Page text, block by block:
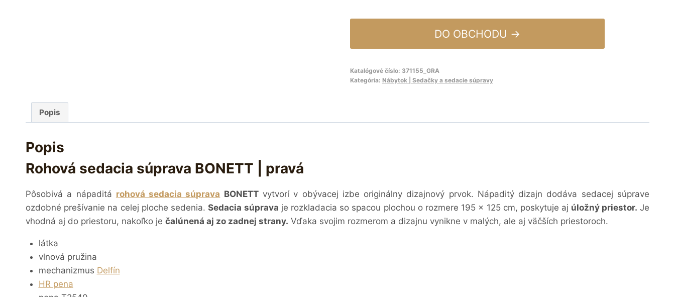
DO OBCHODU →
Katalógové číslo: 371155_GRA
Kategória: Nábytok | Sedačky a sedacie súpravy
Popis
Popis
Rohová sedacia súprava BONETT | pravá
Pôsobivá a nápaditá rohová sedacia súprava BONETTvytvorí v obývacej izbe originálny dizajnový prvok. Nápaditý dizajn dodáva sedacej súprave
ozdobné prešívanie na celej ploche sedenia.Sedacia súprava je rozkladacia so spacou plochou o rozmere 195 x 125 cm, poskytuje aj úložný priestor. Je
vhodná aj do priestoru, nakoľko je čalúnená aj zo zadnej strany. Vďaka svojim rozmerom a dizajnu vynikne v malých, ale aj väčších priestoroch.
látka
vlnová pružina
mechanizmus Delfín
HR pena